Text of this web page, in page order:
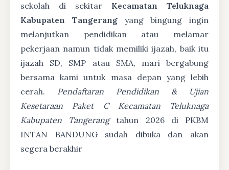
sekolah di sekitar Kecamatan Teluknaga
Kabupaten Tangerangyang bingung ingin
melanjutkan pendidikan atau melamar
pekerjaan namun tidak memiliki ijazah, baik itu
ijazah SD, SMP atau SMA, mari bergabung
bersama kami untuk masa depan yang lebih
cerah. Pendaftaran Pendidikan & Ujian
Kesetaraan Paket C Kecamatan Teluknaga
Kabupaten Tangerangtahun 2026 di PKBM
INTAN BANDUNG sudah dibuka dan akan
segera berakhir